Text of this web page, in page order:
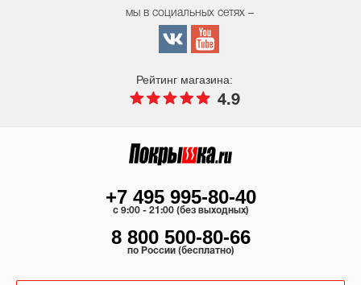
мы в социальных сетях –
Рейтинг магазина:
4.9
+7 495 995-80-40
c 9:00 - 21:00 (без выходных)
8 800 500-80-66
по России (бесплатно)